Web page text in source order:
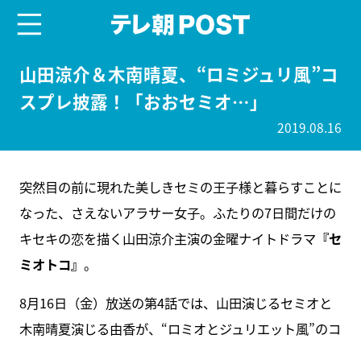
山田涼介＆木南晴夏、“ロミジュリ風”コ
スプレ披露！「おおセミオ…」
2019.08.16
突然目の前に現れた美しきセミの王子様と暮らすことに
なった、さえないアラサー女子。ふたりの7日間だけの
キセキの恋を描く山田涼介主演の金曜ナイトドラマ 『セ
ミオトコ』 。
8月16日（金）放送の第4話では、山田演じるセミオと
木南晴夏演じる由香が、“ロミオとジュリエット風”のコ